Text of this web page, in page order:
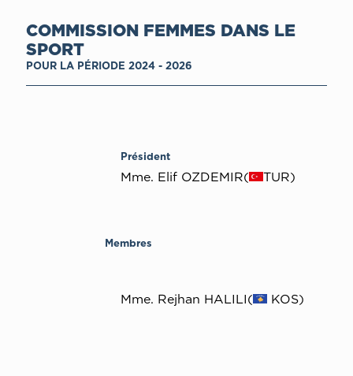
COMMISSION FEMMES DANS LE
SPORT
POUR LA PÉRIODE 2024 - 2026
Président
Mme. Elif OZDEMIR( TUR)
Membres
Mme. Rejhan HALILI( KOS)